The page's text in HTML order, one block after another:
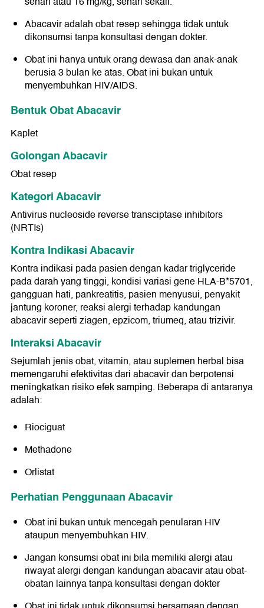
Efek Samping Abacavir
Abacavir adalah obat resep sehingga tidak untuk
dikonsumsi tanpa konsultasi dengan dokter.
Obat ini hanya untuk orang dewasa dan anak-anak
berusia 3 bulan ke atas. Obat ini bukan untuk
menyembuhkan HIV/AIDS.
Bentuk Obat Abacavir
Kaplet
Golongan Abacavir
Obat resep
Kategori Abacavir
Antivirus nucleoside reverse transciptase inhibitors
(NRTIs)
Kontra Indikasi Abacavir
Kontra indikasi pada pasien dengan kadar triglyceride
pada darah yang tinggi, kondisi variasi gene HLA-B*5701,
gangguan hati, pankreatitis, pasien menyusui, penyakit
jantung koroner, reaksi alergi terhadap kandungan
abacavir seperti ziagen, epzicom, triumeq, atau trizivir.
Interaksi Abacavir
Sejumlah jenis obat, vitamin, atau suplemen herbal bisa
memengaruhi efektivitas dari abacavir dan berpotensi
meningkatkan risiko efek samping. Beberapa di antaranya
adalah:
Riociguat
Methadone
Orlistat
Perhatian Penggunaan Abacavir
Obat ini bukan untuk mencegah penularan HIV
ataupun menyembuhkan HIV.
Jangan konsumsi obat ini bila memiliki alergi atau
riwayat alergi dengan kandungan abacavir atau obat-
obatan lainnya tanpa konsultasi dengan dokter